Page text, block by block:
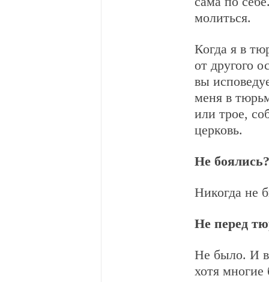
молиться.
Когда я в
от другого
вы
меня в
или трое,
церковь.
Не боялись?
Никогда не
Не перед
Не было. И
хотя многие